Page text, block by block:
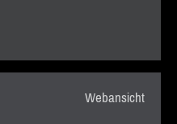
Webansicht